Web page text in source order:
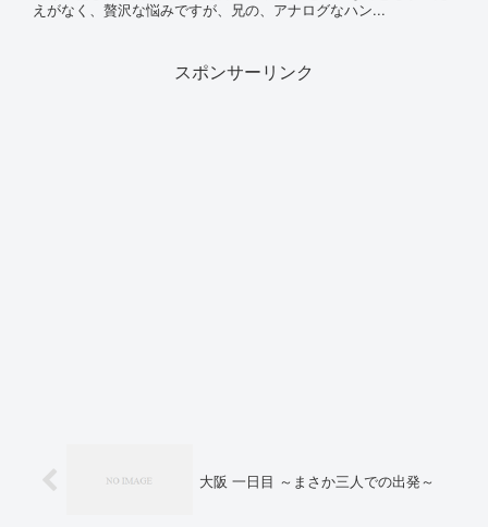
えがなく、贅沢な悩みですが、兄の、アナログなハン...
スポンサーリンク
大阪 一日目 ～まさか三人での出発～